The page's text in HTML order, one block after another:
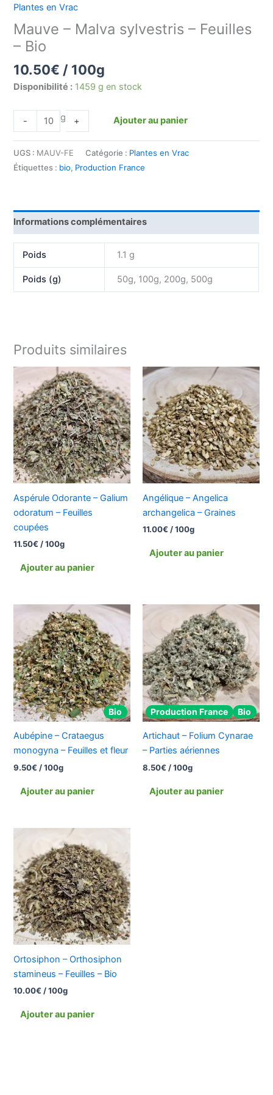
Plantes en Vrac
Mauve – Malva sylvestris – Feuilles
– Bio
10.50€ / 100g
Disponibilité : 1459 g en stock
- g + Ajouter au panier
UGS : MAUV-FE Catégorie : Plantes en Vrac
Étiquettes : bio, Production France
Informations complémentaires
Poids 1.1 g
Poids (g) 50g, 100g, 200g, 500g
Produits similaires
Aspérule Odorante – Galium
odoratum – Feuilles
coupées
11.50€ / 100g
Ajouter au panier
Angélique – Angelica
archangelica – Graines
11.00€ / 100g
Ajouter au panier
Bio
Aubépine – Crataegus
monogyna – Feuilles et fleur
9.50€ / 100g
Ajouter au panier
Production France Bio
Artichaut – Folium Cynarae
– Parties aériennes
8.50€ / 100g
Ajouter au panier
Ortosiphon – Orthosiphon
stamineus – Feuilles – Bio
10.00€ / 100g
Ajouter au panier